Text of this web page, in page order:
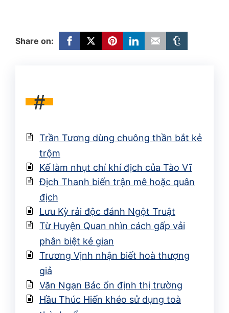
Share on:
#
Trần Tương dùng chuông thần bắt kẻ
trộm
Kế làm nhụt chí khí địch của Tào Vĩ
Địch Thanh biến trận mê hoặc quân
địch
Lưu Kỳ rải độc đánh Ngột Truật
Từ Huyện Quan nhìn cách gấp vải
phân biệt kẻ gian
Trương Vịnh nhận biết hoà thượng
giả
Văn Ngạn Bác ổn định thị trường
Hầu Thúc Hiến khéo sử dụng toà